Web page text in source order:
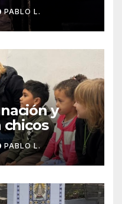
PABLO L.
y
chicos
PABLO L.